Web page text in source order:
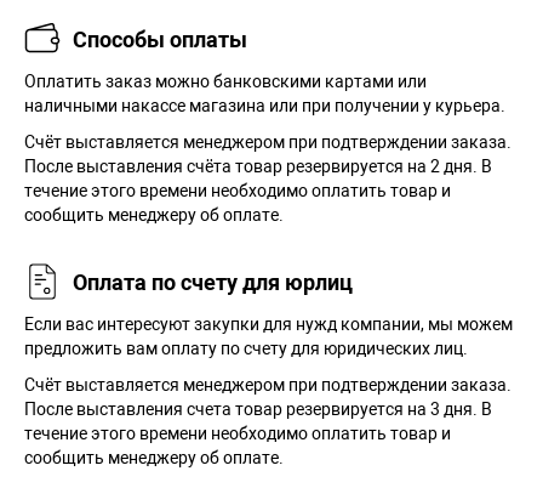
Способы оплаты
Оплатить заказ можно банковскими картами или
наличными накассе магазина или при получении у курьера.
Cчёт выставляется менеджером при подтверждении заказа.
После выставления счёта товар резервируется на 2 дня. В
течение этого времени необходимо оплатить товар и
сообщить менеджеру об оплате.
Оплата по счету для юрлиц
Если вас интересуют закупки для нужд компании, мы можем
предложить вам оплату по счету для юридических лиц.
Счёт выставляется менеджером при подтверждении заказа.
После выставления счета товар резервируется на 3 дня. В
течение этого времени необходимо оплатить товар и
сообщить менеджеру об оплате.